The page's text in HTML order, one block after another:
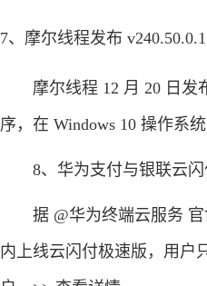
7、摩尔线程发布
摩尔线程 12 月 20 日发布
序，在 Windows 10 操作系
8、华为支付与银联云闪
据 @华为终端云服务 官
内上线云闪付极速版，用户